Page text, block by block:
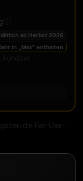
ab Herbst 2026
in „Max“ enthalten
die Fair-Use-